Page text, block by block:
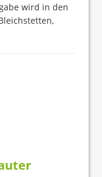
wird in den